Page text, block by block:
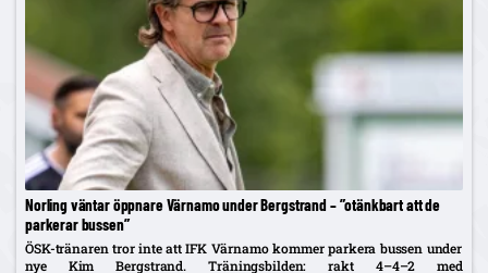
Norling väntar öppnare Värnamo under Bergstrand – ”otänkbart att de
parkerar bussen”
ÖSK-tränaren tror inte att IFK Värnamo kommer parkera bussen under
nye Kim Bergstrand. Träningsbilden: rakt 4–4–2 med